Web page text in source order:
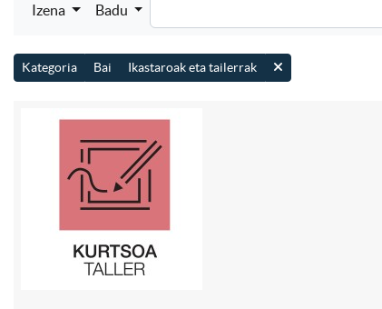
Izena Badu
Kategoria Bai Ikastaroak eta tailerrak